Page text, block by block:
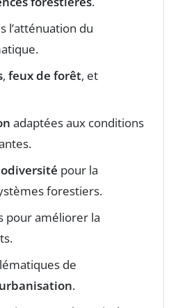
l’atténuation du
, feux de forêt, et
adaptées aux conditions
pour la
forestiers.
pour améliorer la
de
urbanisation.